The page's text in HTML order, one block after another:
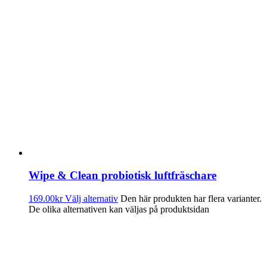
Wipe & Clean probiotisk luftfräschare
169.00kr Välj alternativ Den här produkten har flera varianter.
De olika alternativen kan väljas på produktsidan